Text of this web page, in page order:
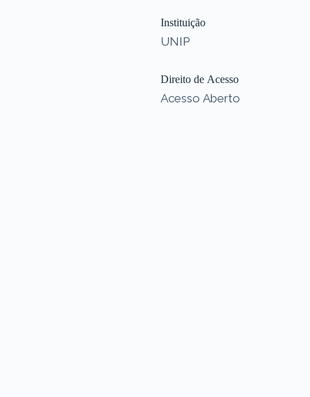
Instituição
UNIP
Direito de Acesso
Acesso Aberto